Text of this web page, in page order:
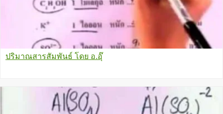
ปริมาณสารสัมพันธ์ โดย อ.อุ๊